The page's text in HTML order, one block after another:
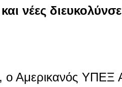
νέες
Αμερικανός ΥΠΕΞ